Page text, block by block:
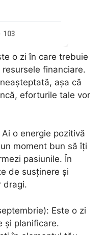
103
o zi în care trebuie
financiare.
așa că
eforturile tale vor
o energie pozitivă
moment bun să îți
pasiunile. În
de susținere și
dragi.
Este o zi
și planificare.